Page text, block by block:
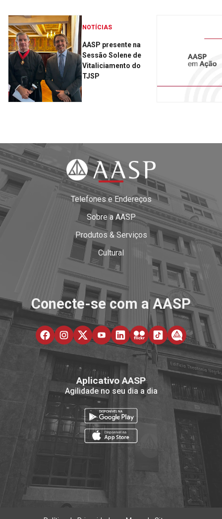
NOTÍCIAS
AASP presente na
Sessão Solene de
Vitaliciamento do
TJSP
Telefones e Endereços
Sobre a AASP
Produtos & Serviços
Cultural
Conecte-se com a AASP
Aplicativo AASP
Agilidade no seu dia a dia